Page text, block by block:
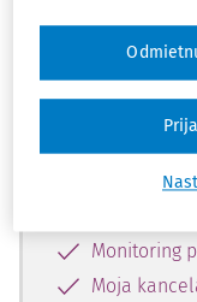
obsahu
zdarma,
Vďaka
Monitoring
Moja